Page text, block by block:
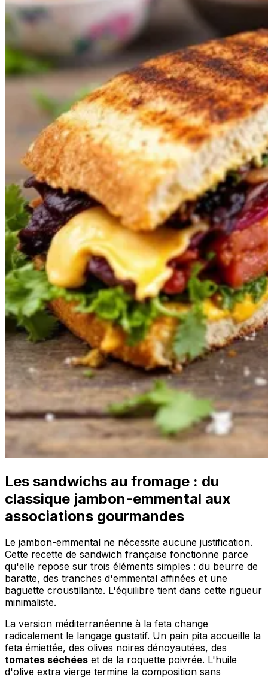
Les sandwichs au fromage : du
classique jambon-emmental aux
associations gourmandes
Le jambon-emmental ne nécessite aucune justification.
Cette recette de sandwich française fonctionne parce
qu'elle repose sur trois éléments simples : du beurre de
baratte, des tranches d'emmental affinées et une
baguette croustillante. L'équilibre tient dans cette rigueur
minimaliste.
La version méditerranéenne à la feta change
radicalement le langage gustatif. Un pain pita accueille la
feta émiettée, des olives noires dénoyautées, des
tomates séchées et de la roquette poivrée. L'huile
d'olive extra vierge termine la composition sans